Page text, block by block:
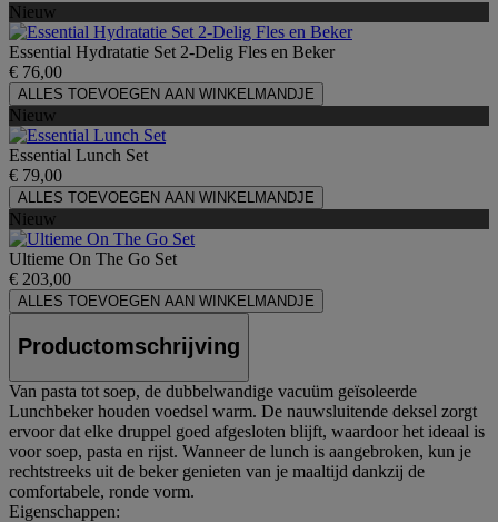
Nieuw
Essential Hydratatie Set 2-Delig Fles en Beker
€ 76,00
ALLES TOEVOEGEN AAN WINKELMANDJE
Nieuw
Essential Lunch Set
€ 79,00
ALLES TOEVOEGEN AAN WINKELMANDJE
Nieuw
Ultieme On The Go Set
€ 203,00
ALLES TOEVOEGEN AAN WINKELMANDJE
Productomschrijving
Van pasta tot soep, de dubbelwandige vacuüm geïsoleerde
Lunchbeker houden voedsel warm. De nauwsluitende deksel zorgt
ervoor dat elke druppel goed afgesloten blijft, waardoor het ideaal is
voor soep, pasta en rijst. Wanneer de lunch is aangebroken, kun je
rechtstreeks uit de beker genieten van je maaltijd dankzij de
comfortabele, ronde vorm.
Eigenschappen: